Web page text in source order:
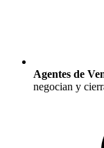
Agentes de
negocian y